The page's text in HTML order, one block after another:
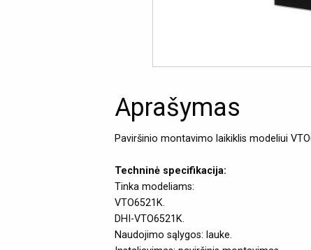
Aprašymas
Paviršinio montavimo laikiklis modeliui
Techninė specifikacija:
Tinka modeliams:
VTO6521K.
DHI-VTO6521K.
Naudojimo sąlygos: lauke.